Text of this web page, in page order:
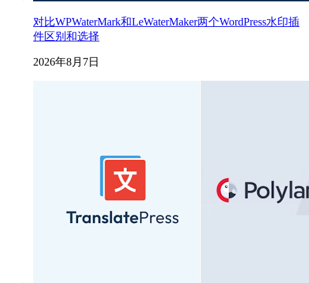
对比WPWaterMark和LeWaterMaker两个WordPress水印插
件区别和选择
2026年8月7日